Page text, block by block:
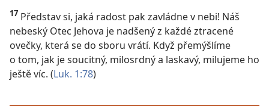
17 Představ si, jaká radost pak zavládne v nebi! Náš
nebeský Otec Jehova je nadšený z každé ztracené
ovečky, která se do sboru vrátí. Když přemýšlíme
o tom, jak je soucitný, milosrdný a laskavý, milujeme ho
ještě víc. (Luk. 1:78)